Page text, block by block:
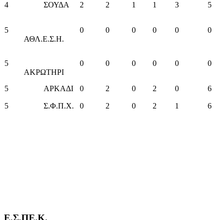
4 ΣΟΥΔΑ 2 2 1 1 3 5
5
ΑΘΛ.Ε.Σ.Η.
0 0 0 0 0 0
5
ΑΚΡΩΤΗΡΙ
0 0 0 0 0 0
5 ΑΡΚΑΔΙ 0 2 0 2 0 6
5 Σ.Φ.Π.Χ. 0 2 0 2 1 6
Ε.Σ.ΠΕ.Κ.